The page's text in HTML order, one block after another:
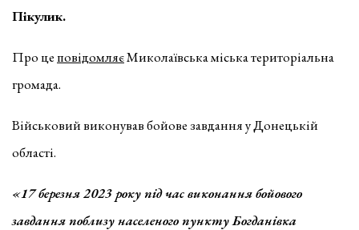
Пікулик.
Про цеповідомляєМиколаївська міська територіальна
громада.
Військовий виконував бойове завдання у Донецькій
області.
«17 березня 2023 року під час виконання бойового
завдання поблизу населеного пункту Богданівка